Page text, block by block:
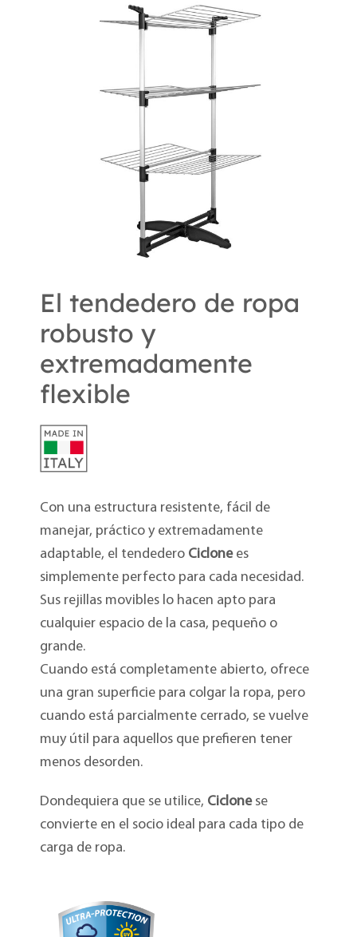
El tendedero de ropa
robusto y
extremadamente
flexible
Con una estructura resistente, fácil de
manejar, práctico y extremadamente
adaptable, el tendedero Ciclonees
simplemente perfecto para cada necesidad.
Sus rejillas movibles lo hacen apto para
cualquier espacio de la casa, pequeño o
grande.
Cuando está completamente abierto, ofrece
una gran superficie para colgar la ropa, pero
cuando está parcialmente cerrado, se vuelve
muy útil para aquellos que prefieren tener
menos desorden.
Dondequiera que se utilice, Ciclonese
convierte en el socio ideal para cada tipo de
carga de ropa.